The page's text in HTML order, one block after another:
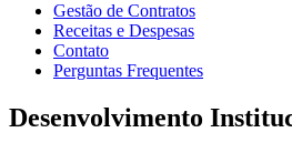
Gestão de Contratos
Receitas e Despesas
Contato
Perguntas Frequentes
Desenvolvimento